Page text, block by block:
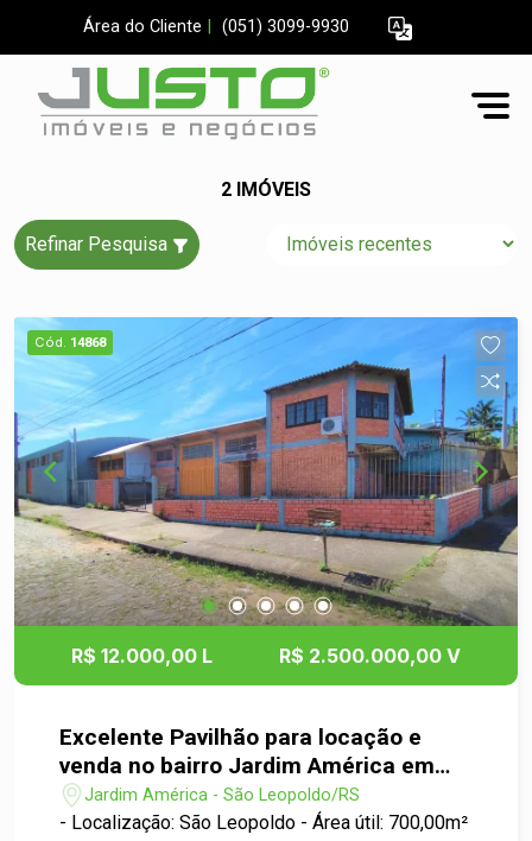
Área do Cliente (051) 3099-9930
2 IMÓVEIS
Refinar Pesquisa
Cód. 14868
R$ 12.000,00 L R$ 2.500.000,00 V
Excelente Pavilhão para locação e
venda no bairro Jardim América em
São Leopoldo
Jardim América - São Leopoldo/RS
- Localização: São Leopoldo - Área útil: 700,00m²